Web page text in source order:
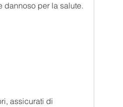
dannoso per la salute.
assicurati di